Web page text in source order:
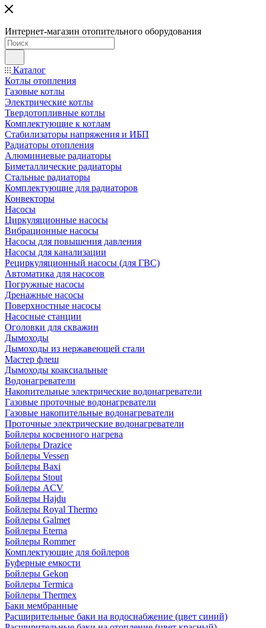
Интернет-магазин отопительного оборудования
Каталог
Котлы отопления
Газовые котлы
Электрические котлы
Твердотопливные котлы
Комплектующие к котлам
Стабилизаторы напряжения и ИБП
Радиаторы отопления
Алюминиевые радиаторы
Биметаллические радиаторы
Стальные радиаторы
Комплектующие для радиаторов
Конвекторы
Насосы
Циркуляционные насосы
Вибрационные насосы
Насосы для повышения давления
Насосы для канализации
Рециркуляционный насосы (для ГВС)
Автоматика для насосов
Погружные насосы
Дренажные насосы
Поверхностные насосы
Насосные станции
Оголовки для скважин
Дымоходы
Дымоходы из нержавеющей стали
Мастер флеш
Дымоходы коаксиальные
Водонагреватели
Накопительные электрические водонагреватели
Газовые проточные водонагреватели
Газовые накопительные водонагреватели
Проточные электрические водонагреватели
Бойлеры косвенного нагрева
Бойлеры Drazice
Бойлеры Vessen
Бойлеры Baxi
Бойлеры Stout
Бойлеры ACV
Бойлеры Hajdu
Бойлеры Royal Thermo
Бойлеры Galmet
Бойлеры Eterna
Бойлеры Rommer
Комплектующие для бойлеров
Буферные емкости
Бойлеры Gekon
Бойлеры Termica
Бойлеры Thermex
Баки мембранные
Расширительные баки на водоснабжение (цвет синий)